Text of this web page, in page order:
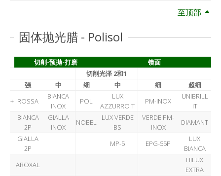
至顶部
固体抛光腊 - Polisol
切削-预抛-打磨
镜面
切削光泽 2和1
强
中 细 中 细
超细
+ ROSSA
BIANCA
INOX
POL
LUX
AZZURRO T
PM-INOX
UNIBRILL
IT
BIANCA
2P
GIALLA
INOX
NOBEL
LUX VERDE
BS
VERDE PM-
INOX
DIAMANT
GIALLA
2P
MP-5 EPG-55P
LUX
BIANCA
AROXAL
HILUX
EXTRA